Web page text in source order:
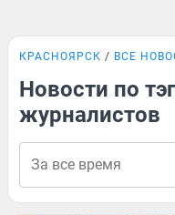
КРАСНОЯРСК ВСЕ
Новости по
журналистов